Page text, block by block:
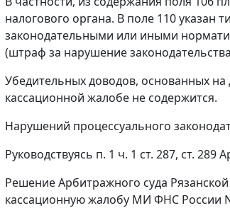
налогового органа. В поле 110
законодательными или иными
(штраф за нарушение
Убедительных доводов, основанных
кассационной жалобе не содержится.
Нарушений процессуального
Руководствуясь п. 1 ч. 1 ст. 287, ст. 289
Решение Арбитражного суда
кассационную жалобу МИ ФНС России